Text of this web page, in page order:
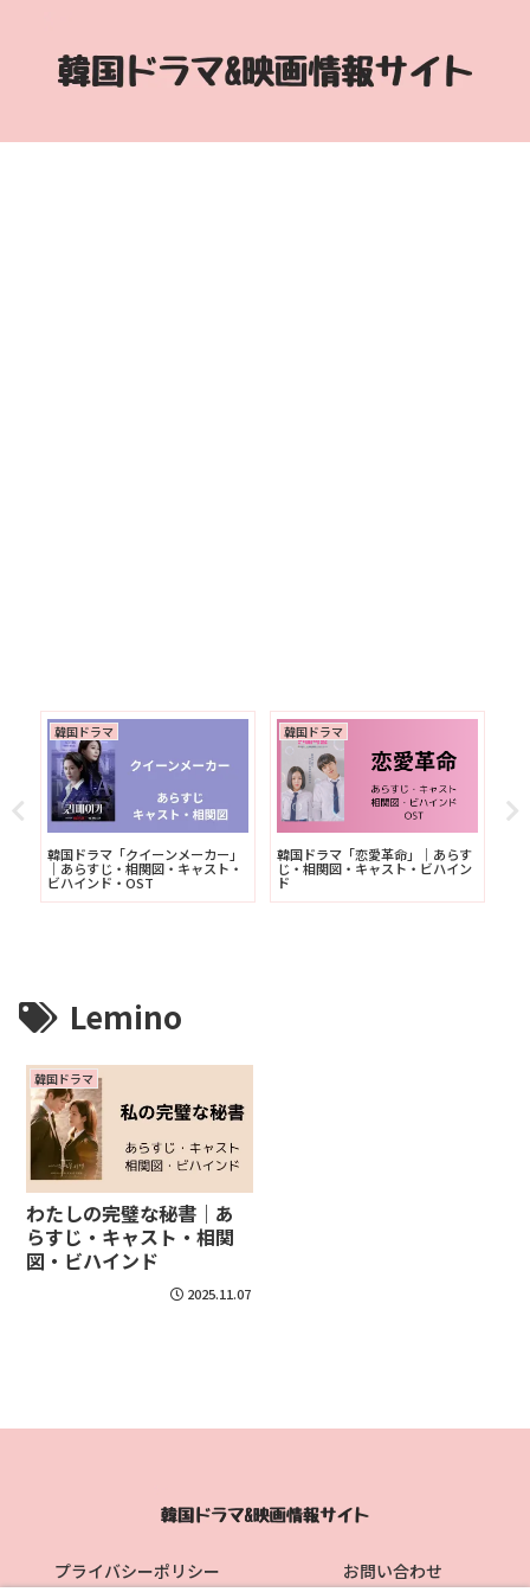
韓国ドラマ
韓国ドラマ「クイーンメーカー」
｜あらすじ・相関図・キャスト・
ビハインド・OST
韓国ドラマ
韓国ドラマ「恋愛革命」｜あらす
じ・相関図・キャスト・ビハイン
ド
Lemino
韓国ドラマ
わたしの完璧な秘書｜あ
らすじ・キャスト・相関
図・ビハインド
2025.11.07
プライバシーポリシー お問い合わせ